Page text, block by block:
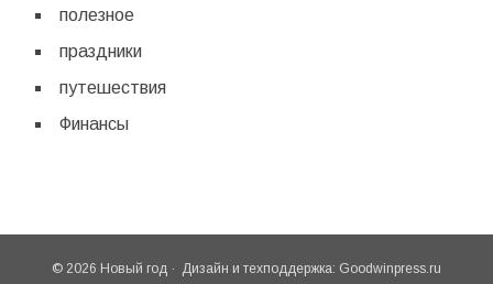
полезное
праздники
путешествия
Финансы
© 2026 Новый год · Дизайн и техподдержка: Goodwinpress.ru